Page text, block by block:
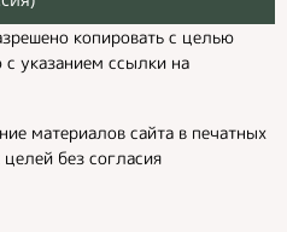
копировать с целью
указанием ссылки на
материалов сайта в печатных
без согласия